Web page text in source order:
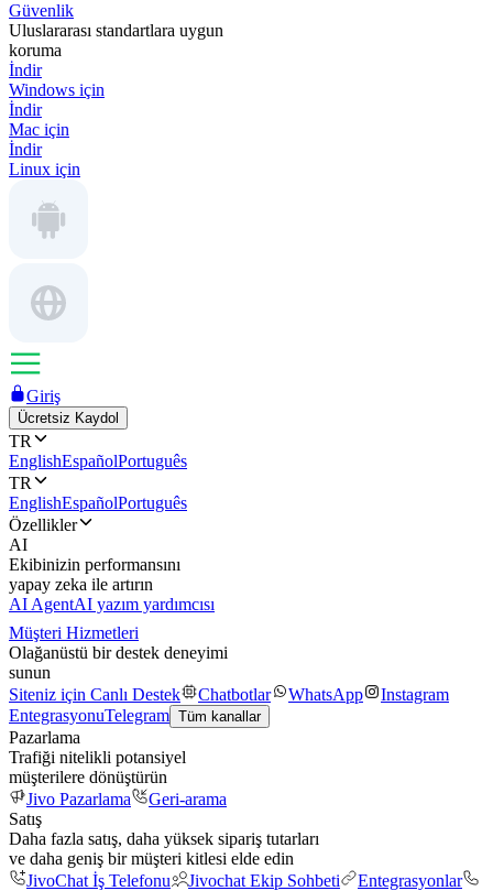
Güvenlik
Uluslararası standartlara uygun
koruma
İndir
Windows için
İndir
Mac için
İndir
Linux için
Giriş
Ücretsiz Kaydol
TR
EnglishEspañolPortuguês
TR
EnglishEspañolPortuguês
Özellikler
AI
Ekibinizin performansını
yapay zeka ile artırın
AI AgentAI yazım yardımcısı
Müşteri Hizmetleri
Olağanüstü bir destek deneyimi
sunun
Siteniz için Canlı Destek
Chatbotlar WhatsApp
Instagram
EntegrasyonuTelegram Tüm kanallar
Pazarlama
Trafiği nitelikli potansiyel
müşterilere dönüştürün
Jivo Pazarlama
Geri-arama
Satış
Daha fazla satış, daha yüksek sipariş tutarları
ve daha geniş bir müşteri kitlesi elde edin
JivoChat İş Telefonu
Jivochat Ekip Sohbeti
Entegrasyonlar